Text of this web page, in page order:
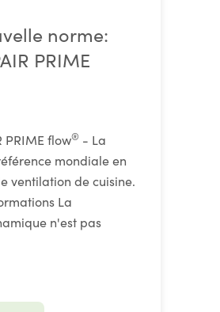
norme:
PRIME
PRIME flow® - La
mondiale en
ventilation de cuisine.
La
n'est pas